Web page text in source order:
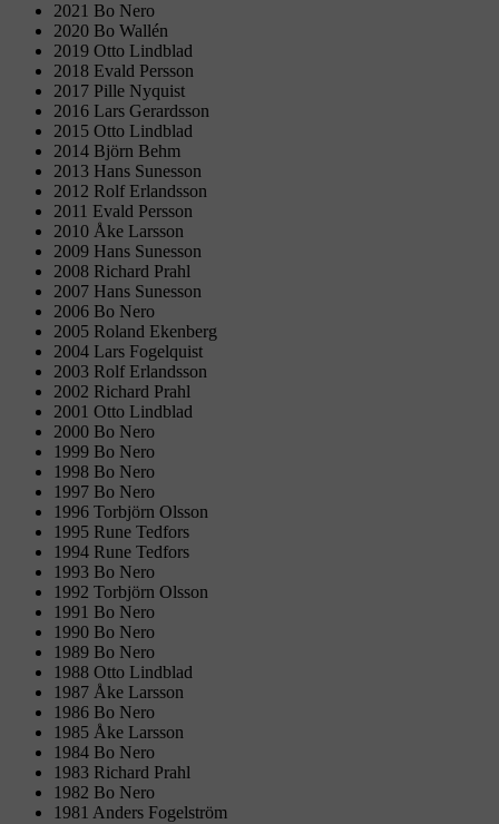
2021 Bo Nero
2020 Bo Wallén
2019 Otto Lindblad
2018 Evald Persson
2017 Pille Nyquist
2016 Lars Gerardsson
2015 Otto Lindblad
2014 Björn Behm
2013 Hans Sunesson
2012 Rolf Erlandsson
2011 Evald Persson
2010 Åke Larsson
2009 Hans Sunesson
2008 Richard Prahl
2007 Hans Sunesson
2006 Bo Nero
2005 Roland Ekenberg
2004 Lars Fogelquist
2003 Rolf Erlandsson
2002 Richard Prahl
2001 Otto Lindblad
2000 Bo Nero
1999 Bo Nero
1998 Bo Nero
1997 Bo Nero
1996 Torbjörn Olsson
1995 Rune Tedfors
1994 Rune Tedfors
1993 Bo Nero
1992 Torbjörn Olsson
1991 Bo Nero
1990 Bo Nero
1989 Bo Nero
1988 Otto Lindblad
1987 Åke Larsson
1986 Bo Nero
1985 Åke Larsson
1984 Bo Nero
1983 Richard Prahl
1982 Bo Nero
1981 Anders Fogelström